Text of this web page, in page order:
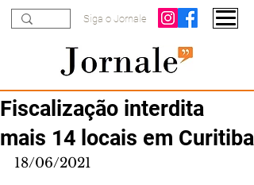
Siga o Jornale
Fiscalização interdita
mais 14 locais em Curitiba
18/06/2021